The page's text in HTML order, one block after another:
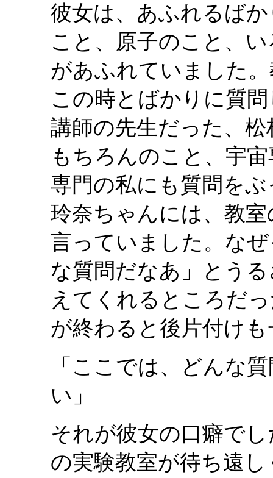
彼女は、あふれるば
こと、原子のこと、
があふれていました
この時とばかりに質
講師の先生だった、
もちろんのこと、宇
専門の私にも質問を
玲奈ちゃんには、教
言っていました。な
な質問だなあ」とう
えてくれるところだ
が終わると後片付け
「ここでは、どんな
い」
それが彼女の口癖で
の実験教室が待ち遠